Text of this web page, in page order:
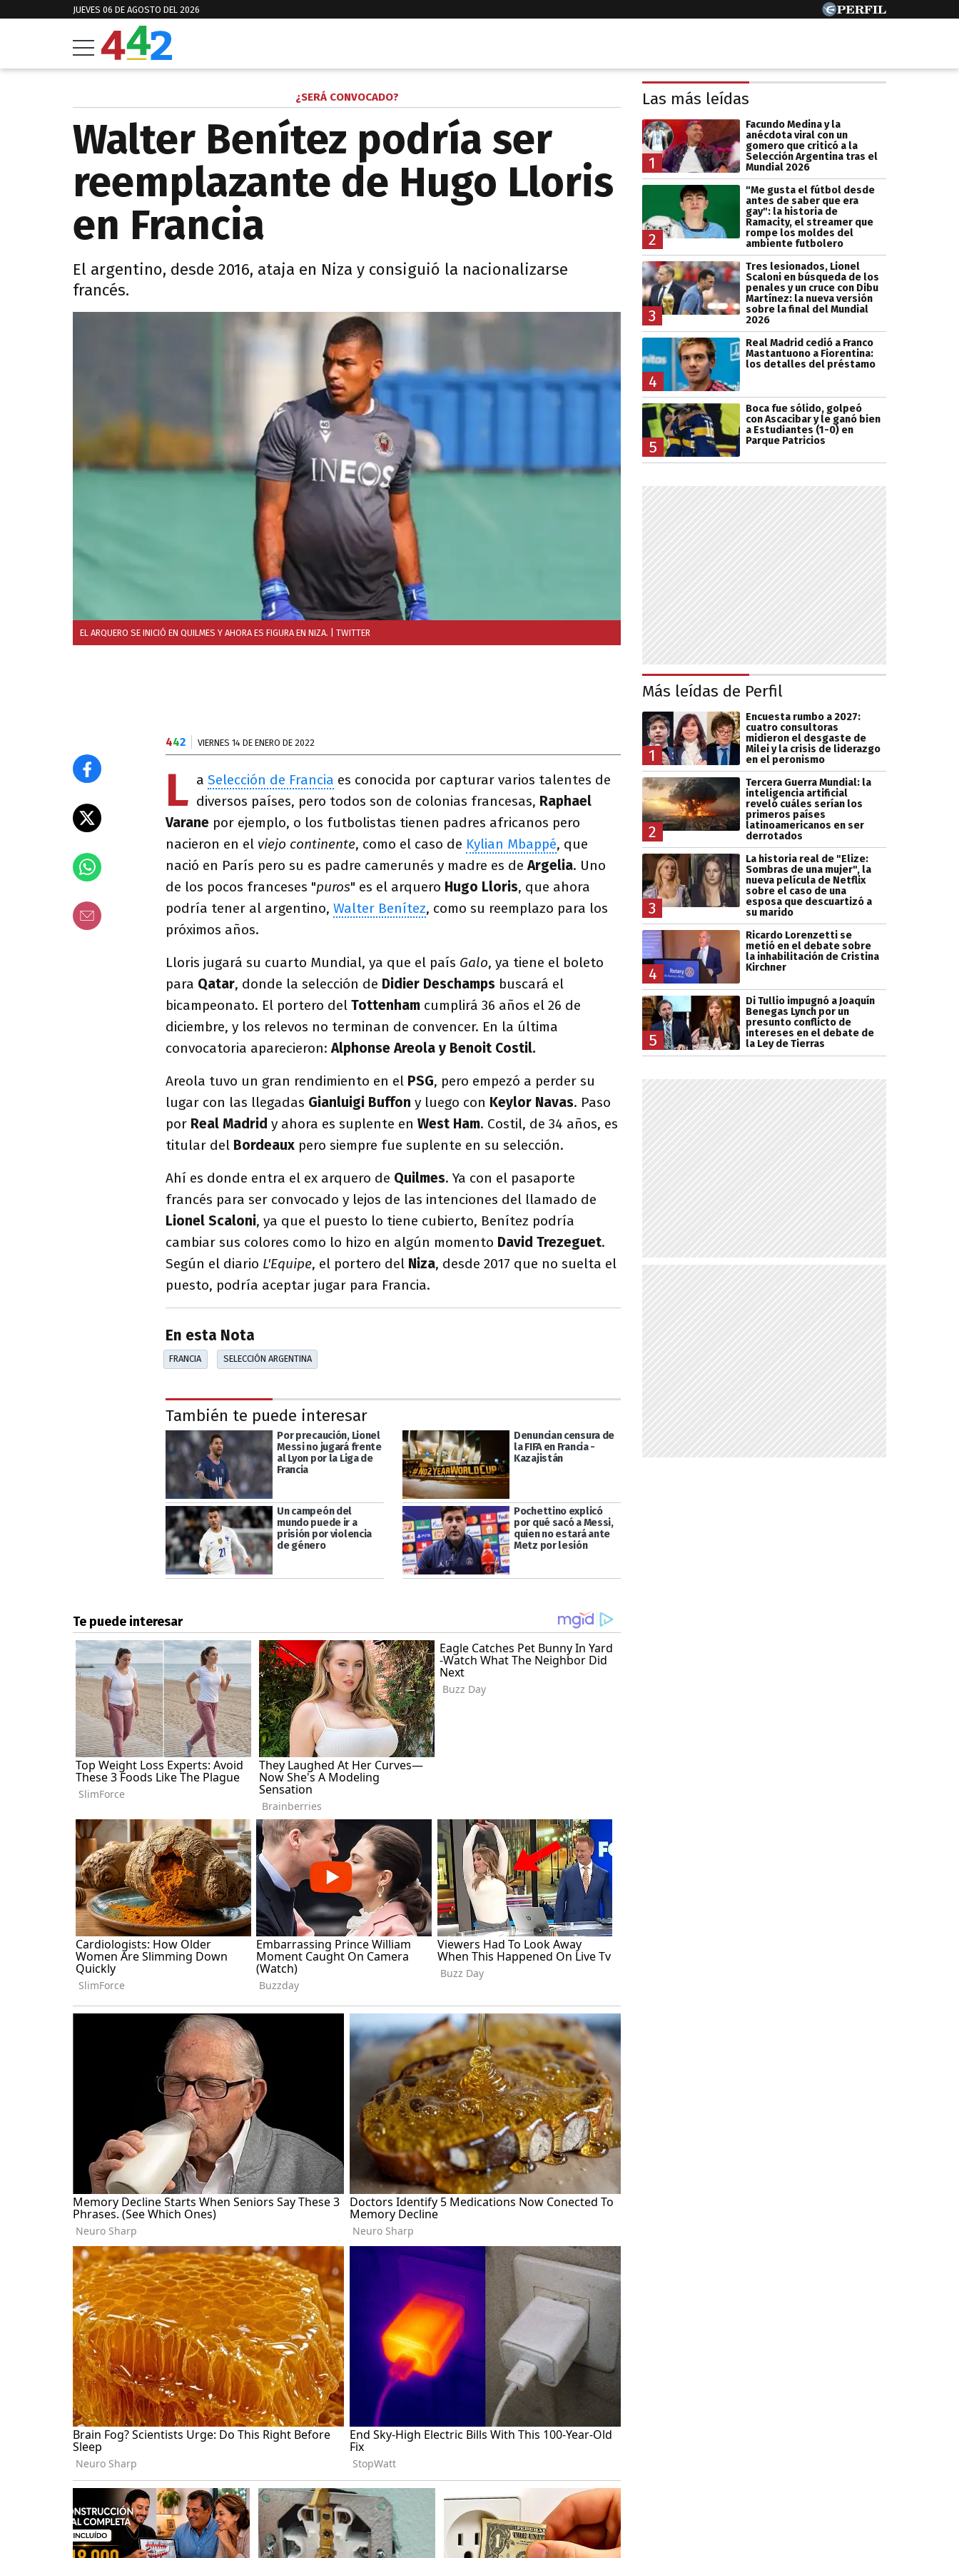
JUEVES 06 DE AGOSTO DEL 2026
¿SERÁ CONVOCADO?
Walter Benítez podría ser
reemplazante de Hugo Lloris
en Francia
El argentino, desde 2016, ataja en Niza y consiguió la nacionalizarse
francés.
EL ARQUERO SE INICIÓ EN QUILMES Y AHORA ES FIGURA EN NIZA. | TWITTER
442 VIERNES 14 DE ENERO DE 2022
L a Selección de Francia es conocida por capturar varios talentes de
diversos países, pero todos son de colonias francesas, Raphael
Varane por ejemplo, o los futbolistas tienen padres africanos pero
nacieron en el viejo continente, como el caso de Kylian Mbappé, que
nació en París pero su es padre camerunés y madre es deArgelia. Uno
de los pocos franceses "puros" es el arquero Hugo Lloris, que ahora
podría tener al argentino, Walter Benítez, como su reemplazo para los
próximos años.
Lloris jugará su cuarto Mundial, ya que el país Galo, ya tiene el boleto
para Qatar, donde la selección de Didier Deschamps buscará el
bicampeonato. El portero del Tottenham cumplirá 36 años el 26 de
diciembre, y los relevos no terminan de convencer. En la última
convocatoria aparecieron: Alphonse Areola y Benoit Costil.
Areola tuvo un gran rendimiento en el PSG, pero empezó a perder su
lugar con las llegadas Gianluigi Buffon y luego con Keylor Navas. Paso
por Real Madrid y ahora es suplente en West Ham. Costil, de 34 años, es
titular del Bordeaux pero siempre fue suplente en su selección.
Ahí es donde entra el ex arquero de Quilmes. Ya con el pasaporte
francés para ser convocado y lejos de las intenciones del llamado de
Lionel Scaloni, ya que el puesto lo tiene cubierto, Benítez podría
cambiar sus colores como lo hizo en algún momento David Trezeguet.
Según el diario L'Equipe, el portero del Niza, desde 2017 que no suelta el
puesto, podría aceptar jugar para Francia.
En esta Nota
FRANCIA SELECCIÓN ARGENTINA
También te puede interesar
Por precaución, Lionel
Messi no jugará frente
al Lyon por la Liga de
Francia
Denuncian censura de
la FIFA en Francia -
Kazajistán
Un campeón del
mundo puede ir a
prisión por violencia
de género
Pochettino explicó
por qué sacó a Messi,
quien no estará ante
Metz por lesión
Las más leídas
1
Facundo Medina y la
anécdota viral con un
gomero que criticó a la
Selección Argentina tras el
Mundial 2026
2
"Me gusta el fútbol desde
antes de saber que era
gay": la historia de
Ramacity, el streamer que
rompe los moldes del
ambiente futbolero
3
Tres lesionados, Lionel
Scaloni en búsqueda de los
penales y un cruce con Dibu
Martínez: la nueva versión
sobre la final del Mundial
2026
4
Real Madrid cedió a Franco
Mastantuono a Fiorentina:
los detalles del préstamo
5
Boca fue sólido, golpeó
con Ascacibar y le ganó bien
a Estudiantes (1-0) en
Parque Patricios
Más leídas de Perfil
1
Encuesta rumbo a 2027:
cuatro consultoras
midieron el desgaste de
Milei y la crisis de liderazgo
en el peronismo
2
Tercera Guerra Mundial: la
inteligencia artificial
reveló cuáles serían los
primeros países
latinoamericanos en ser
derrotados
3
La historia real de "Elize:
Sombras de una mujer", la
nueva película de Netflix
sobre el caso de una
esposa que descuartizó a
su marido
4
Ricardo Lorenzetti se
metió en el debate sobre
la inhabilitación de Cristina
Kirchner
5
Di Tullio impugnó a Joaquín
Benegas Lynch por un
presunto conflicto de
intereses en el debate de
la Ley de Tierras